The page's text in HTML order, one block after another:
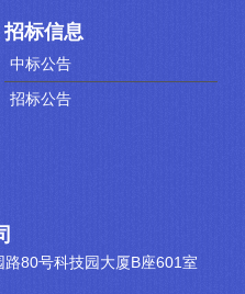
招标信息
中标公告
招标公告
80号科技园大厦B座601室